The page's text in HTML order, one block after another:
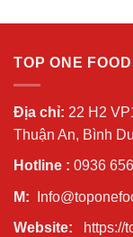
TOP ONE FOOD
Địa chỉ: 22 H2
Thuận An, Bình
Hotline : 0936
M:
Website: https://